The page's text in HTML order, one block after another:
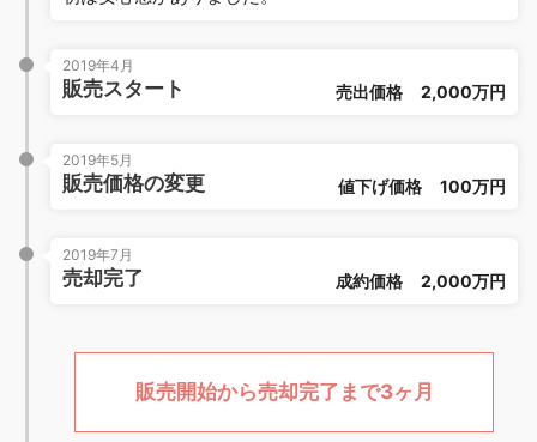
2019年4月
販売スタート 売出価格 2,000万円
2019年5月
販売価格の変更 値下げ価格 100万円
2019年7月
売却完了 成約価格 2,000万円
販売開始から売却完了まで3ヶ月